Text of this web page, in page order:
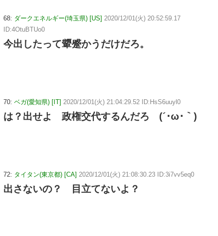
68: ダークエネルギー(埼玉県) [US] 2020/12/01(火) 20:52:59.17
ID:4OtuBTUo0
今出したって顰蹙かうだけだろ。
70: ベガ(愛知県) [IT] 2020/12/01(火) 21:04:29.52 ID:HsS6uuyl0
は？出せよ 政権交代するんだろ (´･ω･｀)
72: タイタン(東京都) [CA] 2020/12/01(火) 21:08:30.23 ID:3i7vv5eq0
出さないの？ 目立てないよ？